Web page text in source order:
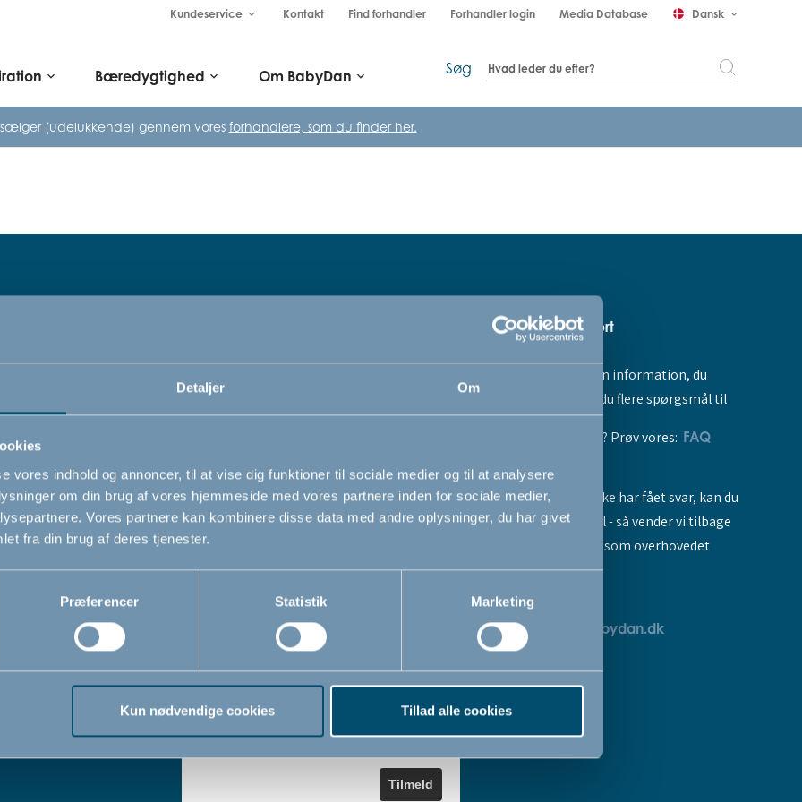
Detaljer Om
vores indhold og annoncer, til at vise dig funktioner til sociale medier og til at analysere
om din brug af vores hjemmeside med vores partnere inden for sociale medier,
Vores partnere kan kombinere disse data med andre oplysninger, du har givet
fra din brug af deres tjenester.
Præferencer Statistik Marketing
Kun nødvendige cookies Tillad alle cookies
Kundeservice keyboard_arrow_down Kontakt Find forhandler Forhandler login Media Database Dansk keyboard_arrow_down
keyboard_arrow_down Bæredygtighed keyboard_arrow_down Om BabyDan keyboard_arrow_down Søg
(udelukkende) gennem vores forhandlere, som du finder her.
vi vil bare gerne informere dig om vores
Navn
Email
Jeg accepterer at modtage nyhedsbreve
Ved at tilmelde dig vores nyhedsbrev
Tilmeld
Hjælp & support
Fandt du ikke den information, du
søgte, eller har du flere spørgsmål til
vores produkter? Prøv vores: FAQ
Hvis du stadig ikke har fået svar, kan du
sende os en mail - så vender vi tilbage
til dig så hurtigt som overhovedet
muligt:
servicedk@babydan.dk